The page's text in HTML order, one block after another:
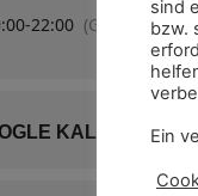
-22:00 (GMT+01:00)
KALENDER
sind
bzw.
Ein